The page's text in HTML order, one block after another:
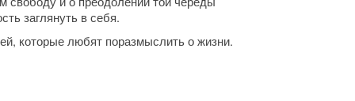
заглянуть в себя.
которые любят поразмыслить о жизни.